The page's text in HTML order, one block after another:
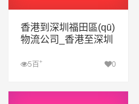
香港到深圳福田區(qū)
物流公司_香港至深圳
5百+ 0
查看詳細(xì)